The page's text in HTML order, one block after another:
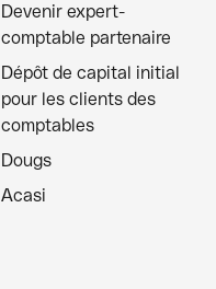
Devenir expert-
comptable partenaire
Dépôt de capital initial
pour les clients des
comptables
Dougs
Acasi